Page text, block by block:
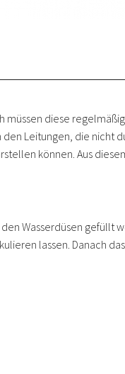
diese
den Leitungen, die
können. Aus
Wasserdüsen gefüllt
lassen. Danach